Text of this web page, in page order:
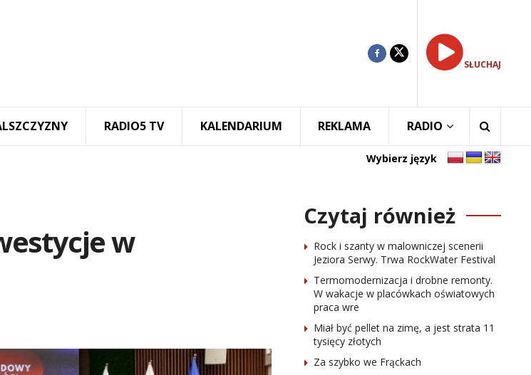
SŁUCHAJ
RADIO5 TV KALENDARIUM REKLAMA RADIO
Wybierz język
w
Czytaj również
Rock i szanty w malowniczej scenerii
Jeziora Serwy. Trwa RockWater Festival
Termomodernizacja i drobne remonty.
W wakacje w placówkach oświatowych
praca wre
Miał być pellet na zimę, a jest strata 11
tysięcy złotych
Za szybko we Frąckach